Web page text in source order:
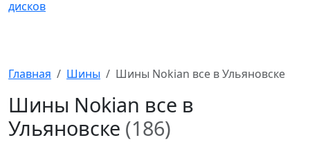
Главная Шины Шины Nokian все в Ульяновске
Шины Nokian все в
Ульяновске (186)